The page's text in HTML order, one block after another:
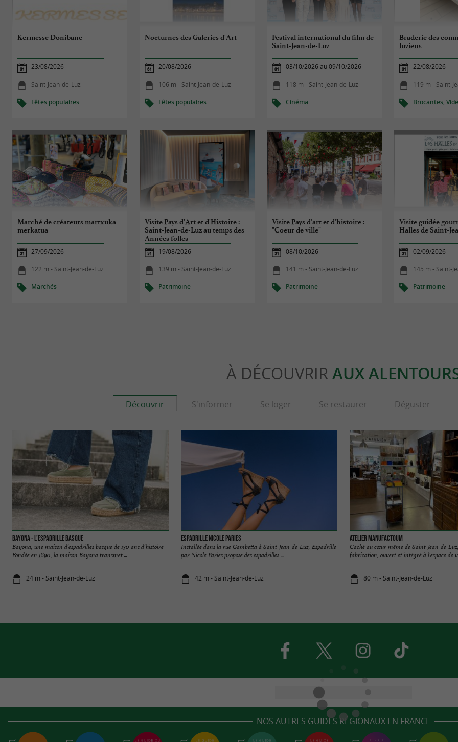
Kermesse Donibane
23/08/2026
Saint-Jean-de-Luz
Fêtes populaires
Nocturnes des Galeries d'Art
20/08/2026
106 m - Saint-Jean-de-Luz
Fêtes populaires
Festival international du film de
Saint-Jean-de-Luz
03/10/2026 au 09/10/2026
118 m - Saint-Jean-de-Luz
Cinéma
Braderie des
luziens
22/08/2026
119 m - Saint-
Brocantes,
Marché de créateurs martxuka
merkatua
27/09/2026
122 m - Saint-Jean-de-Luz
Marchés
Visite Pays d'Art et d'Histoire :
Saint-Jean-de-Luz au temps des
Années folles
19/08/2026
139 m - Saint-Jean-de-Luz
Patrimoine
Visite Pays d’art et d’histoire :
"Coeur de ville"
08/10/2026
141 m - Saint-Jean-de-Luz
Patrimoine
Visite guidée
Halles de Saint-
02/09/2026
145 m - Saint-
Patrimoine
À DÉCOUVRIR AUX
Découvrir S'informer Se loger Se restaurer Déguster
Bayona - L'espadrille Basque
Bayona, une maison d’espadrilles basque de 130 ans d’histoire
Fondée en 1890, la maison Bayona transmet ...
24 m - Saint-Jean-de-Luz
Espadrille Nicole Paries
Installée dans la rue Gambetta à Saint-Jean-de-Luz, Espadrille
par Nicole Paries propose des espadrilles ...
42 m - Saint-Jean-de-Luz
Atelier Manufactoum
Caché au cœur même de Saint-Jean-de-
fabrication, ouvert et intégré à l'espace de
80 m - Saint-Jean-de-Luz
NOS AUTRES GUIDES RÉGIONAUX EN FRANCE